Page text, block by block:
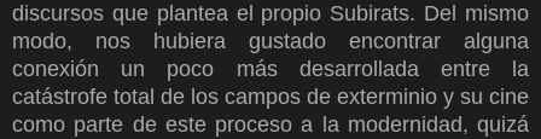
discursos que plantea el propio Subirats. Del mismo
modo, nos hubiera gustado encontrar alguna
conexión un poco más desarrollada entre la
catástrofe total de los campos de exterminio y su cine
como parte de este proceso a la modernidad, quizá